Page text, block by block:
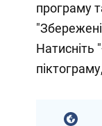
програму
Натисніть